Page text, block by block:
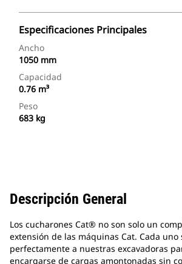
Especificaciones Principales
Ancho
1050 mm
Capacidad
0.76 m³
Peso
683 kg
Descripción General
Los cucharones Cat® no son solo un
extensión de las máquinas Cat. Cada uno
perfectamente a nuestras excavadoras
encargarse de cargas amontonadas sin